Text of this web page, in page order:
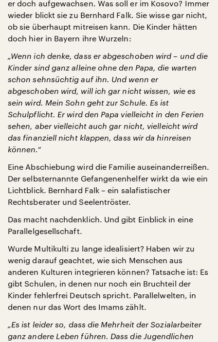
er doch aufgewachsen. Was soll er im Kosovo? Immer
wieder blickt sie zu Bernhard Falk. Sie wisse gar nicht,
ob sie überhaupt mitreisen kann. Die Kinder hätten
doch hier in Bayern ihre Wurzeln:
„Wenn ich denke, dass er abgeschoben wird – und die
Kinder sind ganz alleine ohne den Papa, die warten
schon sehnsüchtig auf ihn. Und wenn er
abgeschoben wird, will ich gar nicht wissen, wie es
sein wird. Mein Sohn geht zur Schule. Es ist
Schulpflicht. Er wird den Papa vielleicht in den Ferien
sehen, aber vielleicht auch gar nicht, vielleicht wird
das finanziell nicht klappen, dass wir da hinreisen
können.“
Eine Abschiebung wird die Familie auseinanderreißen.
Der selbsternannte Gefangenenhelfer wirkt da wie ein
Lichtblick. Bernhard Falk – ein salafistischer
Rechtsberater und Seelentröster.
Das macht nachdenklich. Und gibt Einblick in eine
Parallelgesellschaft.
Wurde Multikulti zu lange idealisiert? Haben wir zu
wenig darauf geachtet, wie sich Menschen aus
anderen Kulturen integrieren können? Tatsache ist: Es
gibt Schulen, in denen nur noch ein Bruchteil der
Kinder fehlerfrei Deutsch spricht. Parallelwelten, in
denen nur das Wort des Imams zählt.
„Es ist leider so, dass die Mehrheit der Sozialarbeiter
ganz andere Leben führen. Dass die Jugendlichen